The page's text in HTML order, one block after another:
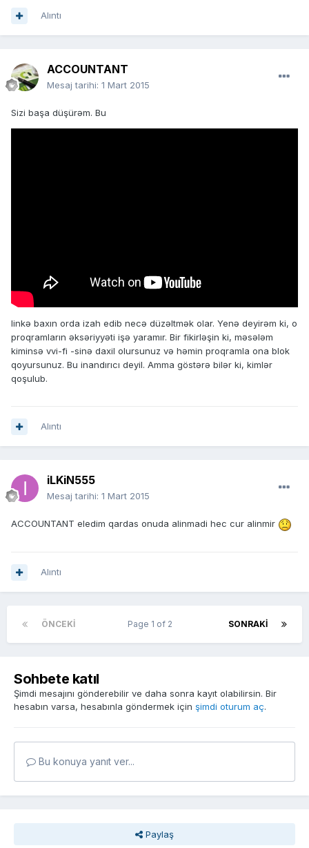
Alıntı
ACCOUNTANT
Mesaj tarihi: 1 Mart 2015
Sizi başa düşürəm. Bu
linkə baxın orda izah edib necə düzəltmək olar. Yenə deyirəm ki, o
proqramların əksəriyyəti işə yaramır. Bir fikirləşin ki, məsələm
kiminsə vvi-fi -sinə daxil olursunuz və həmin proqramla ona blok
qoyursunuz. Bu inandırıcı deyil. Amma göstərə bilər ki, kimlər
qoşulub.
Alıntı
iLKiN555
Mesaj tarihi: 1 Mart 2015
ACCOUNTANT eledim qardas onuda alinmadi hec cur alinmir
Alıntı
ÖNCEKI SONRAKI
Page 1 of 2
Sohbete katıl
Şimdi mesajını gönderebilir ve daha sonra kayıt olabilirsin. Bir
hesabın varsa, hesabınla göndermek için şimdi oturum aç.
Bu konuya yanıt ver...
Paylaş